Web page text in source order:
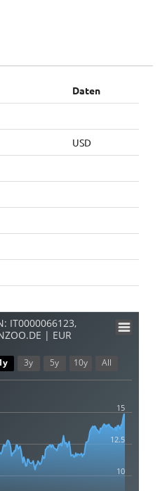
Daten
USD
IT0000066123,
| EUR
10
15
12.5
3y 5y 10y All